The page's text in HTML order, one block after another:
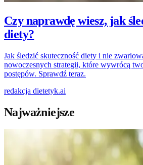
Czy naprawdę wiesz, jak
diety?
Jak śledzić skuteczność diety i nie
nowoczesnych strategii, które wywrócą
postępów. Sprawdź teraz.
redakcja dietetyk.ai
Najważniejsze